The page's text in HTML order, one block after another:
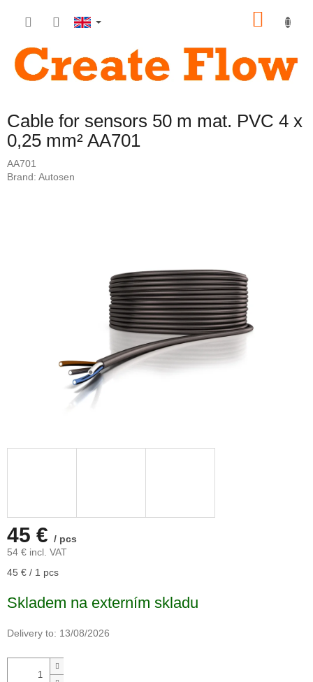
Cable for sensors 50 m mat. PVC 4 x
0,25 mm² AA701
AA701
Brand: Autosen
45 € / pcs
54 € incl. VAT
Measure
45 € / 1 pcs
Skladem na externím skladu
Delivery to: 13/08/2026